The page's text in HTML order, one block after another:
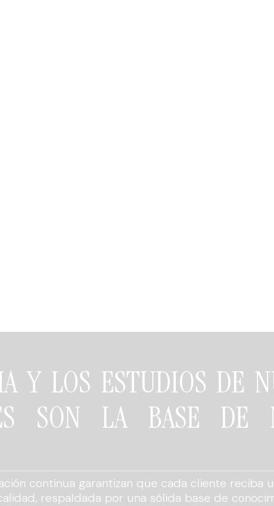
Y LOS ESTUDIOS DE
SON LA BASE DE
continua garantizan que cada cliente reciba
respaldada por una sólida base de